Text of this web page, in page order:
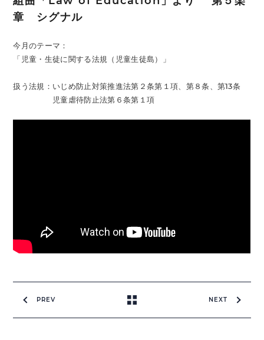
章 シグナル
今月のテーマ：
「児童・生徒に関する法規（児童生徒島）」
扱う法規：いじめ防止対策推進法第２条第１項、第８条、第13条
児童虐待防止法第６条第１項
PREV NEXT